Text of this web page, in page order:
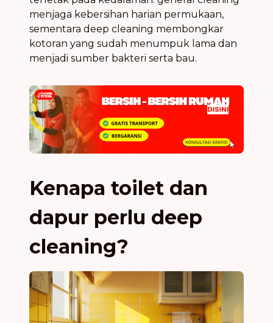
menjaga kebersihan harian permukaan,
sementara deep cleaning membongkar
kotoran yang sudah menumpuk lama dan
menjadi sumber bakteri serta bau.
Kenapa toilet dan
dapur perlu deep
cleaning?